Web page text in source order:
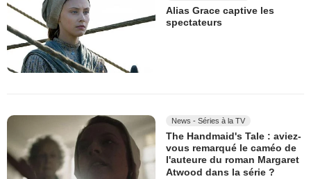
Alias Grace captive les
spectateurs
News - Séries à la TV
The Handmaid's Tale : aviez-
vous remarqué le caméo de
l'auteure du roman Margaret
Atwood dans la série ?